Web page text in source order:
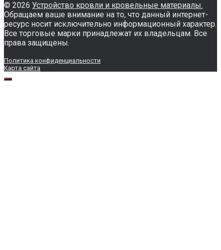
© 2026 Устройство кровли и кровельные материалы.
Обращаем ваше внимание на то, что данный интернет-
ресурс носит исключительно информационный характер.
Все торговые марки принадлежат их владельцам. Все
права защищены.
Политика конфиденциальности
Карта сайта